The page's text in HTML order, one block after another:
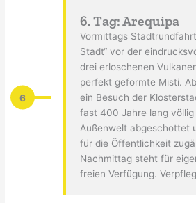
6
6. Tag: Arequipa
Vormittags
Stadt“ vor der
drei erloschenen
perfekt geformte Misti.
ein Besuch der
fast 400 Jahre lang
Außenwelt abgeschottet
für die Öffentlichkeit
Nachmittag steht für
freien Verfügung.